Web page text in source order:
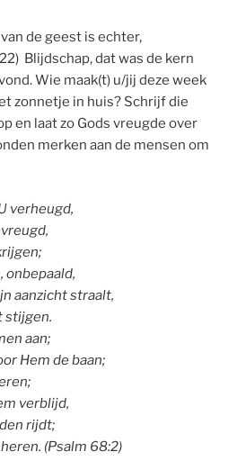
de geest is echter,
Blijdschap, dat was de kern
Wie maak(t) u/jij deze week
zonnetje in huis? Schrijf die
en laat zo Gods vreugde over
merken aan de mensen om
verheugd,
onbepaald,
aanzicht straalt,
stijgen.
aan;
Hem de baan;
verblijd,
rijdt;
(Psalm 68:2)